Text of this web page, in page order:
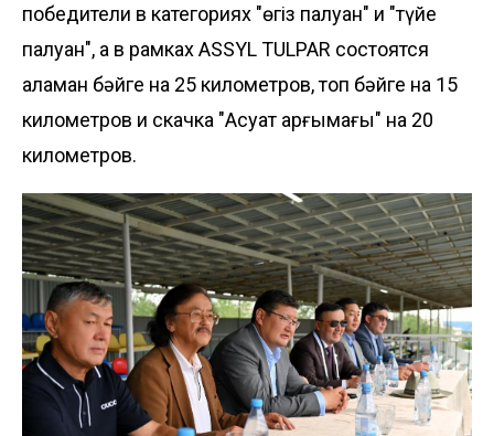
победители в категориях "өгіз палуан" и "түйе
палуан", а в рамках ASSYL TULPAR состоятся
аламан бәйге на 25 километров, топ бәйге на 15
километров и скачка "Ақсуат арғымағы" на 20
километров.